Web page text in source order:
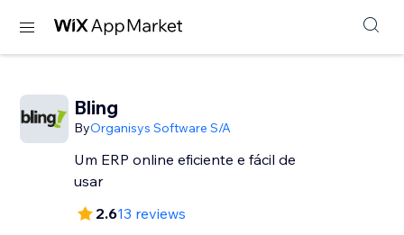
Bling
ByOrganisys Software S/A
Um ERP online eficiente e fácil de
usar
2.613 reviews